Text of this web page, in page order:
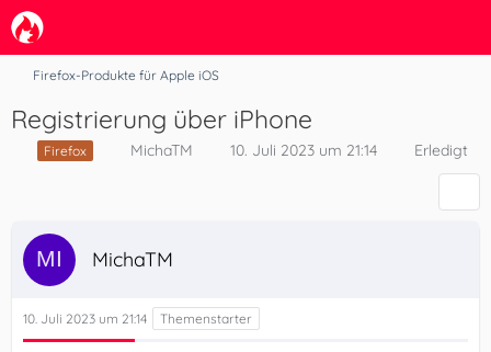
Firefox-Produkte für Apple iOS
Registrierung über iPhone
Firefox MichaTM 10. Juli 2023 um 21:14 Erledigt
MichaTM
10. Juli 2023 um 21:14